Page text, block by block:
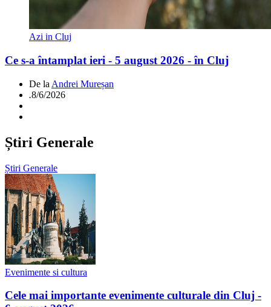
Azi in Cluj
Ce s-a întamplat ieri - 5 august 2026 - în Cluj
De la Andrei Mureșan
.8/6/2026
Știri Generale
Știri Generale
Evenimente si cultura
Cele mai importante evenimente culturale din Cluj -